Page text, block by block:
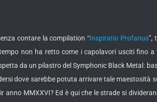
contare la compilation “Inspiratio Profanus”,
non ha retto come i capolavori usciti fino a
da un pilastro del Symphonic Black Metal:
dove sarebbe potuta arrivare tale maestosità
MMXXVI? Ed è qui che le strade si